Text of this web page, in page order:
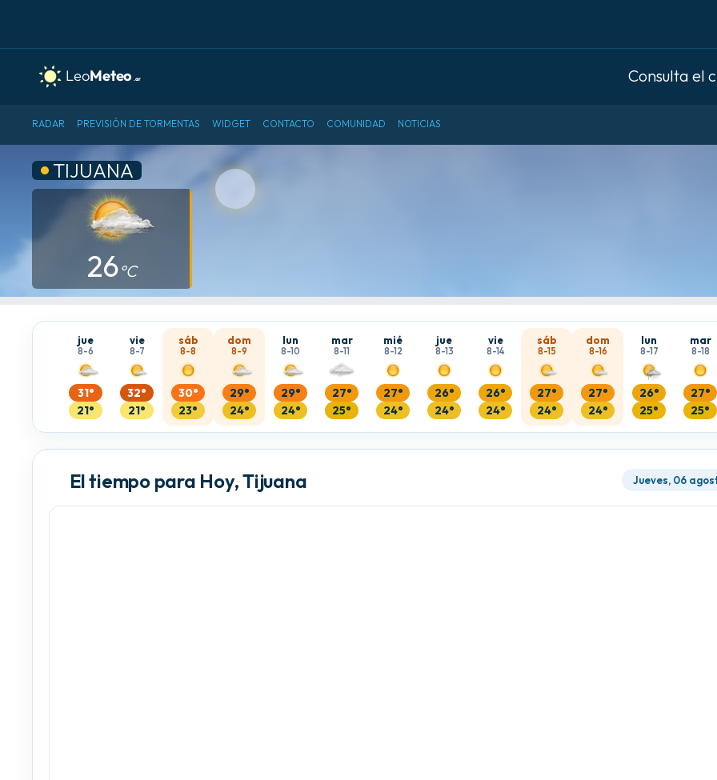
Consulta el
RADAR PREVISIÓN DE TORMENTAS WIDGET CONTACTO COMUNIDAD NOTICIAS
TIJUANA
26°C
jue
8-6
31°
21°
vie
8-7
32°
21°
sáb
8-8
30°
23°
dom
8-9
29°
24°
lun
8-10
29°
24°
mar
8-11
27°
25°
mié
8-12
27°
24°
jue
8-13
26°
24°
vie
8-14
26°
24°
sáb
8-15
27°
24°
dom
8-16
27°
24°
lun
8-17
26°
25°
mar
8-18
27°
25°
El tiempo para Hoy, Tijuana Jueves, 06